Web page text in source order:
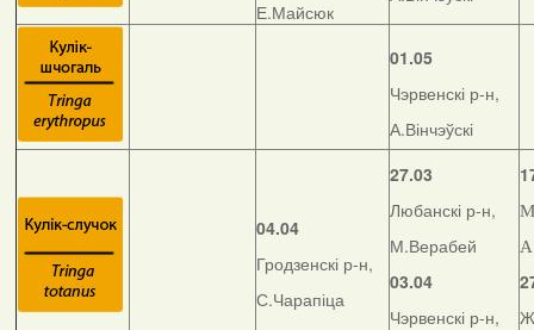
Е.Майсюк
01.05
Чэрвенскі р-н,
А.Вінчэўскі
04.04
Гродзенскі р-н,
С.Чарапіца
27.03
Любанскі р-н,
М.Верабей
03.04
Чэрвенскі р-н,